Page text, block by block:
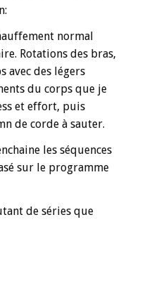
normal
Rotations des bras,
avec des légers
du corps que je
et effort, puis
de corde à sauter.
les séquences
sur le programme
de séries que